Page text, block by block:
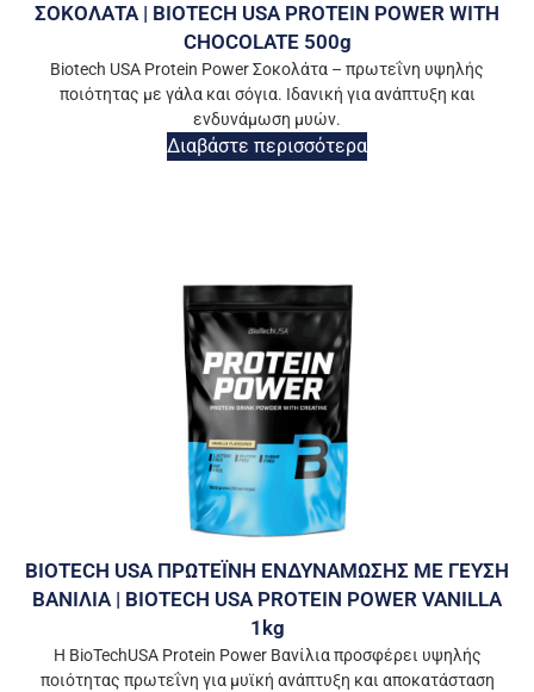
ΣΟΚΟΛΑΤΑ | BIOTECH USA PROTEIN POWER WITH
CHOCOLATE 500g
Biotech USA Protein Power Σοκολάτα – πρωτεΐνη υψηλής
ποιότητας με γάλα και σόγια. Ιδανική για ανάπτυξη και
ενδυνάμωση μυών.
Διαβάστε περισσότερα
BIOTECH USA ΠΡΩΤΕΪΝΗ ΕΝΔΥΝΑΜΩΣΗΣ ΜΕ ΓΕΥΣΗ
ΒΑΝΙΛΙΑ | BIOTECH USA PROTEIN POWER VANILLA
1kg
Η BioTechUSA Protein Power Βανίλια προσφέρει υψηλής
ποιότητας πρωτεΐνη για μυϊκή ανάπτυξη και αποκατάσταση